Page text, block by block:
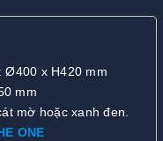
Ø400 x H420 mm
mm
mờ hoặc xanh đen.
ONE